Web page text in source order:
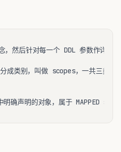
成类别，叫做 scopes，一共三类